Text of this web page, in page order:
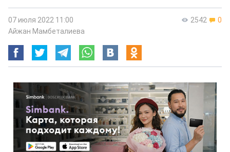
2542 0
07 июля 2022 11:00
Айжан Мамбеталиева